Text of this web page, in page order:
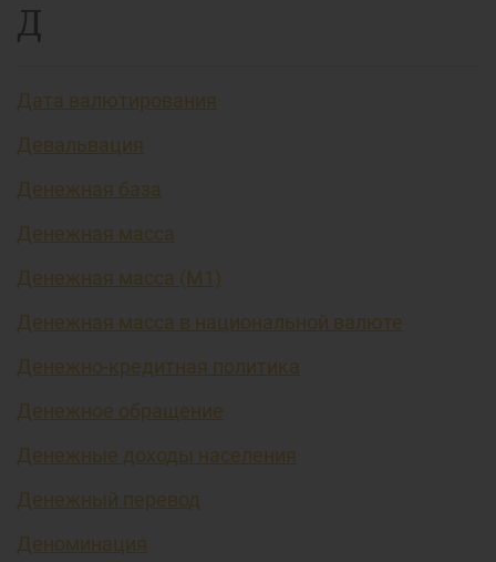
Д
Дата валютирования
Девальвация
Денежная база
Денежная масса
Денежная масса (М1)
Денежная масса в национальной валюте
Денежно-кредитная политика
Денежное обращение
Денежные доходы населения
Денежный перевод
Деноминация